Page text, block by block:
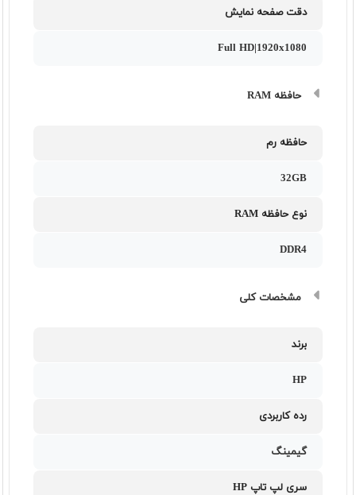
دقت صفحه نمایش
Full HD|1920x1080
حافظه RAM
حافظه رم
32GB
نوع حافظه RAM
DDR4
مشخصات کلی
برند
HP
رده کاربردی
گیمینگ
سری لپ تاپ HP